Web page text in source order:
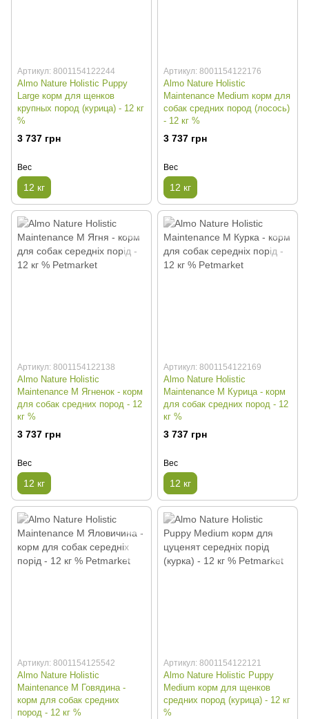
Артикул: 8001154122244
Almo Nature Holistic Puppy
Large корм для щенков
крупных пород (курица) - 12 кг
%
3 737 грн
Вес
12 кг
Артикул: 8001154122176
Almo Nature Holistic
Maintenance Medium корм для
собак средних пород (лосось)
- 12 кг %
3 737 грн
Вес
12 кг
Артикул: 8001154122138
Almo Nature Holistic
Maintenance M Ягненок - корм
для собак средних пород - 12
кг %
3 737 грн
Вес
12 кг
Артикул: 8001154122169
Almo Nature Holistic
Maintenance M Курица - корм
для собак средних пород - 12
кг %
3 737 грн
Вес
12 кг
Артикул: 8001154125542
Almo Nature Holistic
Maintenance M Говядина -
корм для собак средних
пород - 12 кг %
Артикул: 8001154122121
Almo Nature Holistic Puppy
Medium корм для щенков
средних пород (курица) - 12 кг
%